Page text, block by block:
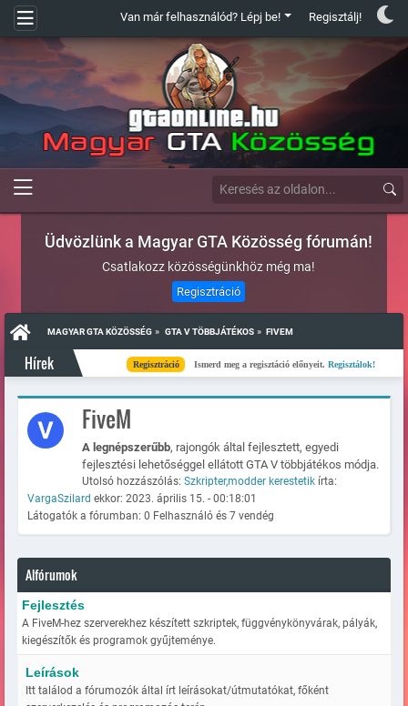
Van már felhasználód? Lépj be! Regisztálj!
Üdvözlünk a Magyar GTA Közösség fórumán!
Csatlakozz közösségünkhöz még ma!
Regisztráció
MAGYAR GTA KÖZÖSSÉG » GTA V TÖBBJÁTÉKOS » FIVEM
Hírek Regisztráció Ismerd meg a regisztáció előnyeit.Regisztálok!
FiveM
A legnépszerűbb, rajongók által fejlesztett, egyedi
fejlesztési lehetőséggel ellátott GTA V többjátékos módja.
Utolsó hozzászólás: Szkripter,modder kerestetik írta:
VargaSzilard ekkor: 2023. április 15. - 00:18:01
Látogatók a fórumban: 0 Felhasználó és 7 vendég
Alfórumok
Fejlesztés
A FiveM-hez szerverekhez készített szkriptek, függvénykönyvárak, pályák,
kiegészítők és programok gyűjteménye.
Leírások
Itt találod a fórumozók által írt leírásokat/útmutatókat, főként